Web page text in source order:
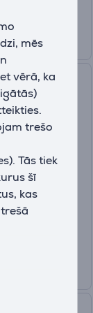
mēs
vērā, ka
trešo
Tās tiek
šī
kas
4K UHD,